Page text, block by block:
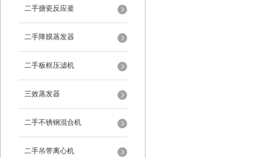
二手搪瓷反应釜
二手降膜蒸发器
二手板框压滤机
三效蒸发器
二手不锈钢混合机
二手吊带离心机